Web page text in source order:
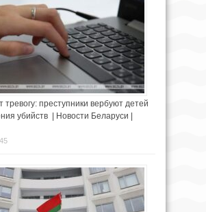
тревогу: преступники вербуют детей
убийств | Новости Беларуси |